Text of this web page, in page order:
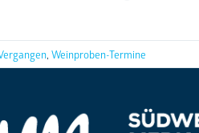
Weinproben-Termine